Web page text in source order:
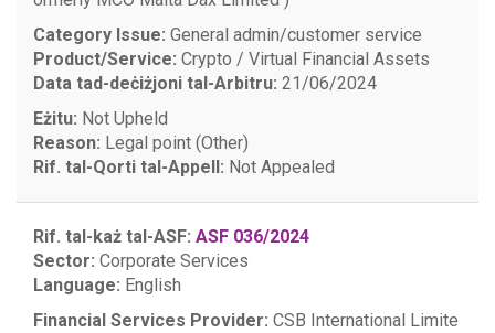
Category Issue: General admin/customer service
Product/Service: Crypto / Virtual Financial Assets
Data tad-deċiżjoni tal-Arbitru: 21/06/2024
Eżitu: Not Upheld
Reason: Legal point (Other)
Rif. tal-Qorti tal-Appell: Not Appealed
Rif. tal-każ tal-ASF: ASF 036/2024
Sector: Corporate Services
Language: English
Financial Services Provider: CSB International Limite